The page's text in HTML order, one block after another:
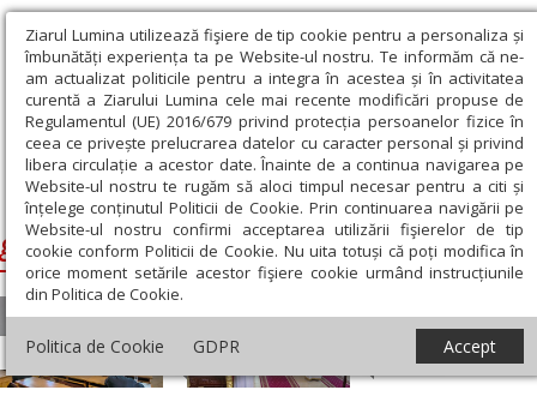
Ziarul Lumina utilizează fişiere de tip cookie pentru a personaliza și
îmbunătăți experiența ta pe Website-ul nostru. Te informăm că ne-
am actualizat politicile pentru a integra în acestea și în activitatea
curentă a Ziarului Lumina cele mai recente modificări propuse de
Regulamentul (UE) 2016/679 privind protecția persoanelor fizice în
ceea ce privește prelucrarea datelor cu caracter personal și privind
libera circulație a acestor date. Înainte de a continua navigarea pe
Website-ul nostru te rugăm să aloci timpul necesar pentru a citi și
înțelege conținutul Politicii de Cookie. Prin continuarea navigării pe
Website-ul nostru confirmi acceptarea utilizării fişierelor de tip
cookie conform Politicii de Cookie. Nu uita totuși că poți modifica în
orice moment setările acestor fişiere cookie urmând instrucțiunile
din Politica de Cookie.
Politica de Cookie GDPR Accept
Ziarul Lumina › grad profesional
grad profesional
Știri Știri